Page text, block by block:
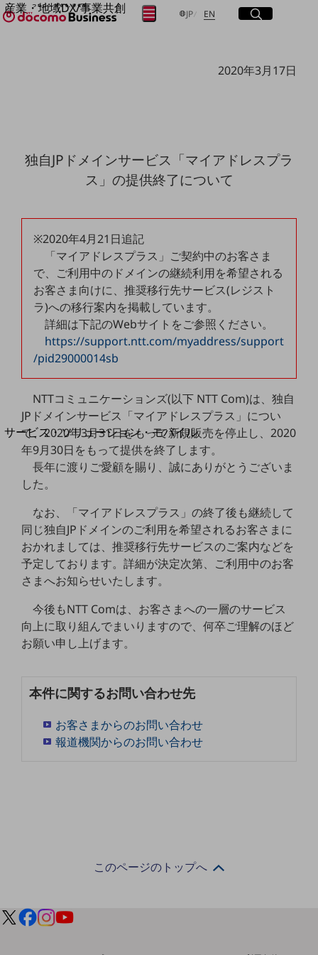
産業・地域DX/事業共創
OPEN HUB for Plural Futures
産業・地域DXプラットフォーマーとして
企業と地域が持続成長する社会を目指します
Smart Healthcare
Smart Industry
Smart Mobility
Smart Worksite
生成AI(Generative AI)
地域の取り組み
地域社会を支える皆さまと地域課題の解決や
地域経済のさらなる活性化に取り組みます
自治体・地域社会との共創
LGPF(Local Government Platform)
別ウィンドウで開きます
サービス・ソリューション・モバイル
サービス・ソリューションTOP
DXに関する課題を解決する
サービス・ソリューションをご紹介
カテゴリーで探すTOP
ネットワーク・モバイル
クラウド・データセンター
セキュリティ
データ利活用
コミュニケーション・情報共有
業務効率化
JP日本語
EN Englishサイト内検索
開く
メニュー
開く
取り組みを検索
2020年3月17日
独自JPドメインサービス「マイアドレスプラ
ス」の提供終了について
※2020年4月21日追記
「マイアドレスプラス」ご契約中のお客さま
で、ご利用中のドメインの継続利用を希望される
お客さま向けに、推奨移行先サービス(レジスト
ラ)への移行案内を掲載しています。
詳細は下記のWebサイトをご参照ください。
https://support.ntt.com/myaddress/support
/pid29000014sb
NTTコミュニケーションズ(以下 NTT Com)は、独自
JPドメインサービス「マイアドレスプラス」につい
て、2020年3月31日をもって新規販売を停止し、2020
年9月30日をもって提供を終了します。
長年に渡りご愛顧を賜り、誠にありがとうございま
した。
なお、「マイアドレスプラス」の終了後も継続して
同じ独自JPドメインのご利用を希望されるお客さまに
おかれましては、推奨移行先サービスのご案内などを
予定しております。詳細が決定次第、ご利用中のお客
さまへお知らせいたします。
今後もNTT Comは、お客さまへの一層のサービス
向上に取り組んでまいりますので、何卒ご理解のほど
お願い申し上げます。
本件に関するお問い合わせ先
お客さまからのお問い合わせ
報道機関からのお問い合わせ
このページのトップへ